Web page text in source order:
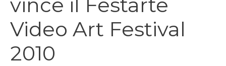
Video Art Festival
2010